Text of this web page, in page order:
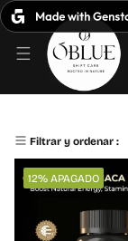
S
a
r
B
L
U
E
Filtrar y ordenar :
12% APAGADO